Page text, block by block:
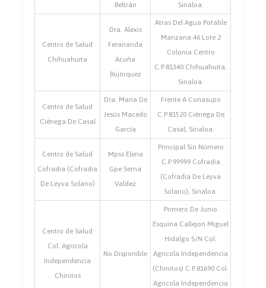
Beltrán
Sinaloa.
Centro de Salud
Chihuahuita
Dra. Alexis
Ferananda
Acuña
Bojórquez
Atras Del Agua Potable
Manzana 46 Lote 2
Colonia Centro
C.P.81340 Chihuahuita,
Sinaloa.
Centro de Salud
Ciénega De Casal
Dra. María De
Jesús Macedo
García
Frente A Conasupo
C.P.81520 Ciénega De
Casal, Sinaloa.
Centro de Salud
Cofradia (Cofradia
De Leyva Solano)
Mpss Elena
Gpe Serna
Valdez
Principal Sin Número
C.P.99999 Cofradia
(Cofradia De Leyva
Solano), Sinaloa.
Centro de Salud
Col. Agricola
Independencia
Chinitos
No Disponible
Primero De Junio
Esquina Callejon Miguel
Hidalgo S/N Col.
Agricola Independencia
(Chinitos) C.P.81690 Col.
Agricola Independencia